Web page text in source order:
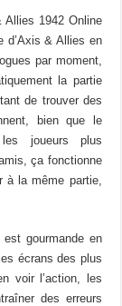
1942 Online
d’Axis & Allies en
par moment,
la partie
de trouver des
bien que le
joueurs plus
ça fonctionne
la même partie,
gourmande en
écrans des plus
voir l’action, les
des erreurs